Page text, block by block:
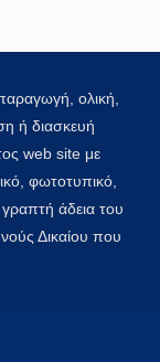
ολική,
ή διασκευή
web site με
φωτοτυπικό,
άδεια του
Δικαίου που